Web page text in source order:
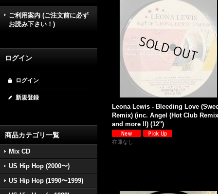
ご利用案内 (ご注文前に必ず
お読み下さい！)
ログイン
ログイン
新規登録
商品カテゴリ一覧
Mix CD
US Hip Hop (2000〜)
US Hip Hop (1990〜1999)
Leona Lewis - Bleeding Love
Remix) (inc. Angel (Hot Club
and more !!) (12'')
在庫なし